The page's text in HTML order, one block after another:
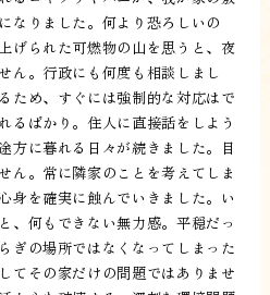
なりました。何より恐ろしいの
げられた可燃物の山を思うと、夜
ん。行政にも何度も相談しまし
ため、すぐには強制的な対応はで
るばかり。住人に直接話をしよう
方に暮れる日々が続きました。目
ん。常に隣家のことを考えてしま
身を確実に蝕んでいきました。い
、何もできない無力感。平穏だっ
ぎの場所ではなくなってしまった
てその家だけの問題ではありませ